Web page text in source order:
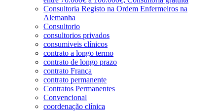
Consultoria Registo na Ordem Enfermeiros na
Alemanha
Consultorio
consultorios privados
consumiveis clínicos
contrato a longo termo
contrato de longo prazo
contrato França
contrato permanente
Contratos Permanentes
Convencional
coordenação clínica